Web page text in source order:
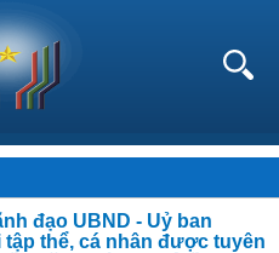
đạo UBND - Uỷ ban
tập thể, cá nhân được tuyên